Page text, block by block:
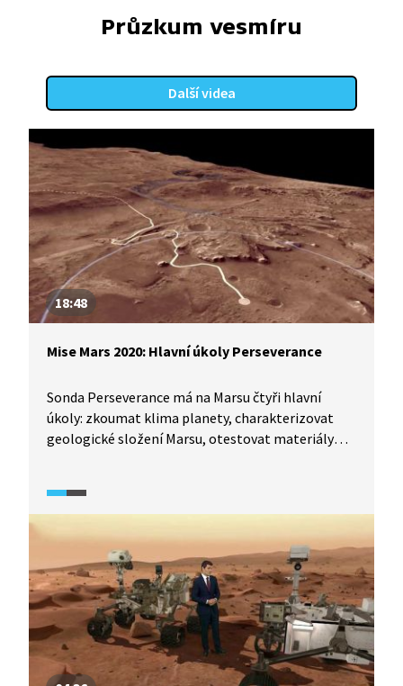
Průzkum vesmíru
Další videa
18:48
Mise Mars 2020: Hlavní úkoly Perseverance
Sonda Perseverance má na Marsu čtyři hlavní
úkoly: zkoumat klima planety, charakterizovat
geologické složení Marsu, otestovat materiály
pro přistání sondy? Jak těžké bylo vyrobit
pozemskými stopami života? A dozvíme se
z průzkumu Marsu něco o minulosti planety
Země? Minuty čekání před přistáním sondy
na povrchu Marsu vyplní Daniel Stach z vědecké
redakce ČT rozhovorem s planetologem Petrem
Brožem a Janem Spratkem z pražské hvězdárny
a planetária.